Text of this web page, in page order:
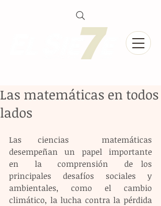
Las matemáticas en todos
lados
Las ciencias  matemáticas
desempeñan  un  papel  importante
en  la  comprensión  de los
principales desafíos sociales y
ambientales, como el cambio
climático, la lucha contra la pérdida